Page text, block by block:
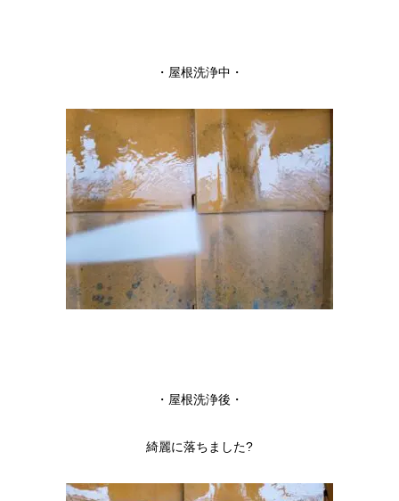
・屋根洗浄中・
・屋根洗浄後・
綺麗に落ちました?